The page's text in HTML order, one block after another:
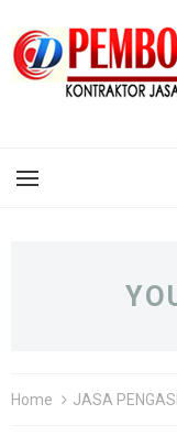
Home JASA